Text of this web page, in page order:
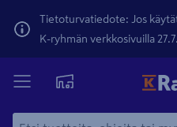
Tietoturvatiedote: Jos
K-ryhmän verkkosivuilla